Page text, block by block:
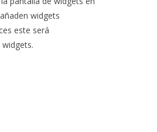
widgets
este será